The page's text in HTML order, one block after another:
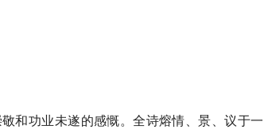
和功业未遂的感慨。全诗熔情、景、议于一